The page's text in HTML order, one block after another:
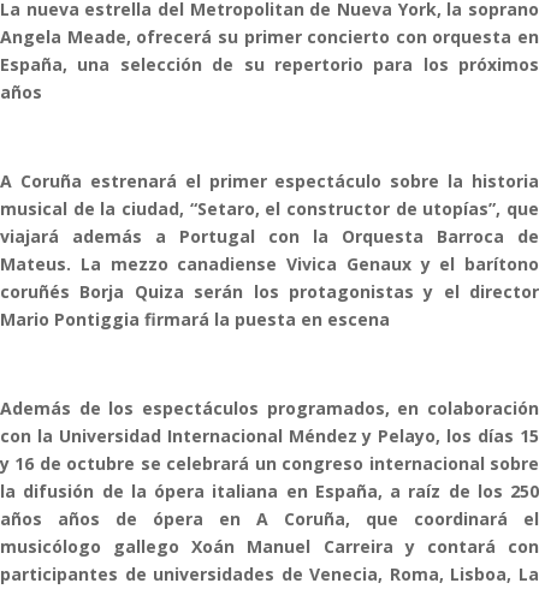
La nueva estrella del Metropolitan de Nueva York, la soprano
Angela Meade, ofrecerá su primer concierto con orquesta en
España, una selección de su repertorio para los próximos
años
A Coruña estrenará el primer espectáculo sobre la historia
musical de la ciudad, “Setaro, el constructor de utopías”, que
viajará además a Portugal con la Orquesta Barroca de
Mateus. La mezzo canadiense Vivica Genaux y el barítono
coruñés Borja Quiza serán los protagonistas y el director
Mario Pontiggia firmará la puesta en escena
Además de los espectáculos programados, en colaboración
con la Universidad Internacional Méndez y Pelayo, los días 15
y 16 de octubre se celebrará un congreso internacional sobre
la difusión de la ópera italiana en España, a raíz de los 250
años años de ópera en A Coruña, que coordinará el
musicólogo gallego Xoán Manuel Carreira y contará con
participantes de universidades de Venecia, Roma, Lisboa, La